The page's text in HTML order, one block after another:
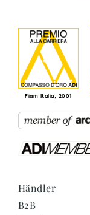
Fiam Italia, 2001
Händler
B2B